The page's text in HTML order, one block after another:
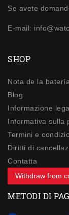
Se avete
E-mail:
SHOP
Nota de la batería
Blog
Informazione
Informativa sulla
Termini e
Diritti di
Contatta
Withdraw from
METODI DI